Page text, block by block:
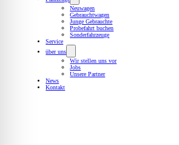
Neuwagen
Gebrauchtwagen
Junge Gebrauchte
Probefahrt buchen
Sonderfahrzeuge
Service
über uns
Wir stellen uns vor
Jobs
Unsere Partner
News
Kontakt